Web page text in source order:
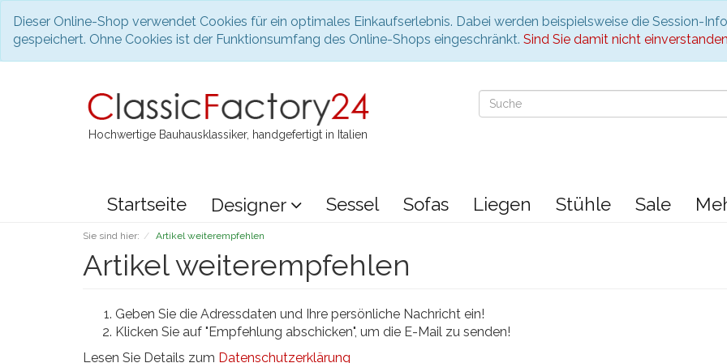
Dieser Online-Shop verwendet Cookies für ein optimales Einkaufserlebnis. Dabei werden beispielsweise die Session-
gespeichert. Ohne Cookies ist der Funktionsumfang des Online-Shops eingeschränkt. Sind Sie damit nicht
Hochwertige Bauhausklassiker, handgefertigt in Italien
Startseite Designer Sessel Sofas Liegen Stühle Sale
Sie sind hier: Artikel weiterempfehlen
Artikel weiterempfehlen
Geben Sie die Adressdaten und Ihre persönliche Nachricht ein!
Klicken Sie auf "Empfehlung abschicken", um die E-Mail zu senden!
Lesen Sie Details zum Datenschutzerklärung